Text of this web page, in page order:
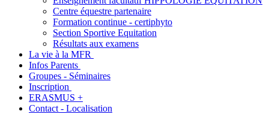
Centre équestre partenaire
Formation continue - certiphyto
Section Sportive Equitation
Résultats aux examens
La vie à la MFR
Infos Parents
Groupes - Séminaires
Inscription
ERASMUS +
Contact - Localisation